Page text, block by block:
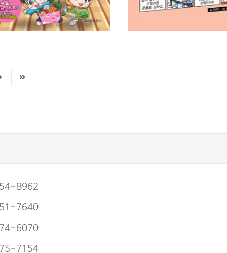
이네 지구 구출 대작전
바이벌 환경 학습만화 .
8962
7640
6070
7154